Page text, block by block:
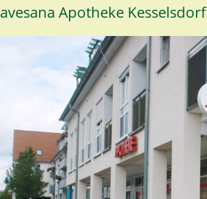
avesana Apotheke Kesselsdorf